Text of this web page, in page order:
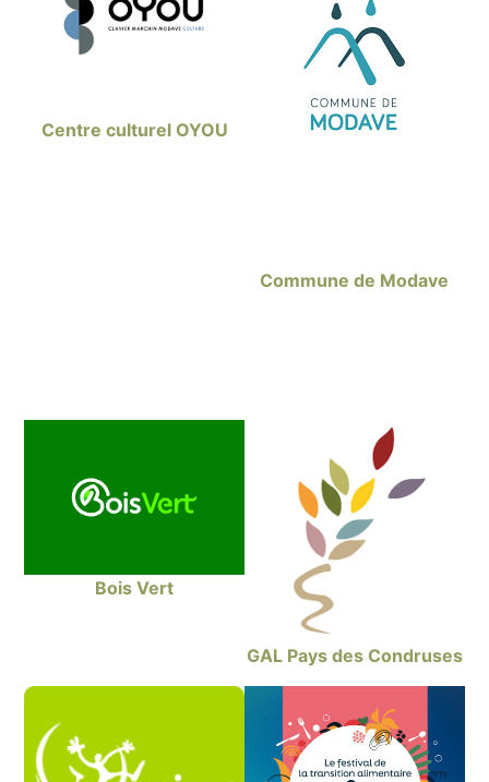
Centre culturel OYOU
Commune de Modave
Bois Vert
GAL Pays des Condruses